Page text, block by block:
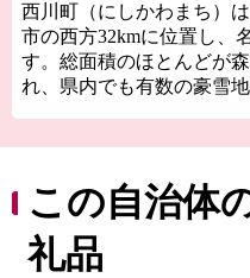
西川町（にしかわまち）
市の西方32kmに位置し、
す。総面積のほとんどが
れ、県内でも有数の豪雪
自然豊かな環境であるた
も有名です。春はワラビ
こ、しいたけなど季節の
また、月山の広大なブナ
この自治体
礼品